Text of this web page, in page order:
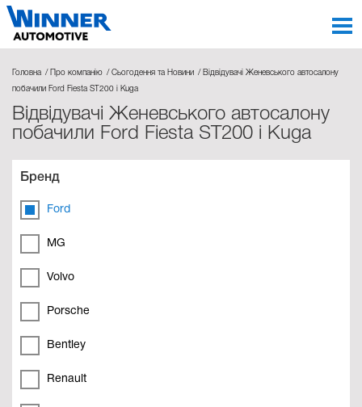
Головна Про компанію Сьогодення та Новини Відвідувачі Женевського автосалону
побачили Ford Fiesta ST200 і Kuga
Відвідувачі Женевського автосалону
побачили Ford Fiesta ST200 і Kuga
Бренд
Ford
MG
Volvo
Porsche
Bentley
Renault